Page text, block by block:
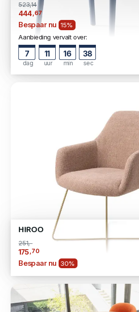
523,14
444 ,67
Bespaar nu 15%
Aanbieding vervalt over:
7
dag
11
uur
16
min
36
sec
HIROO
251,-
175,70
Bespaar nu 30%